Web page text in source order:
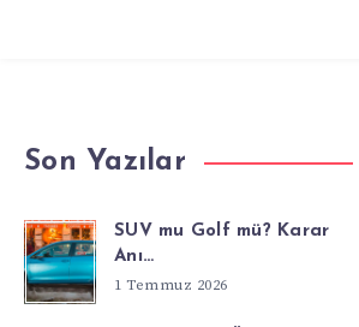
Son Yazılar
SUV mu Golf mü? Karar
Anı…
1 Temmuz 2026